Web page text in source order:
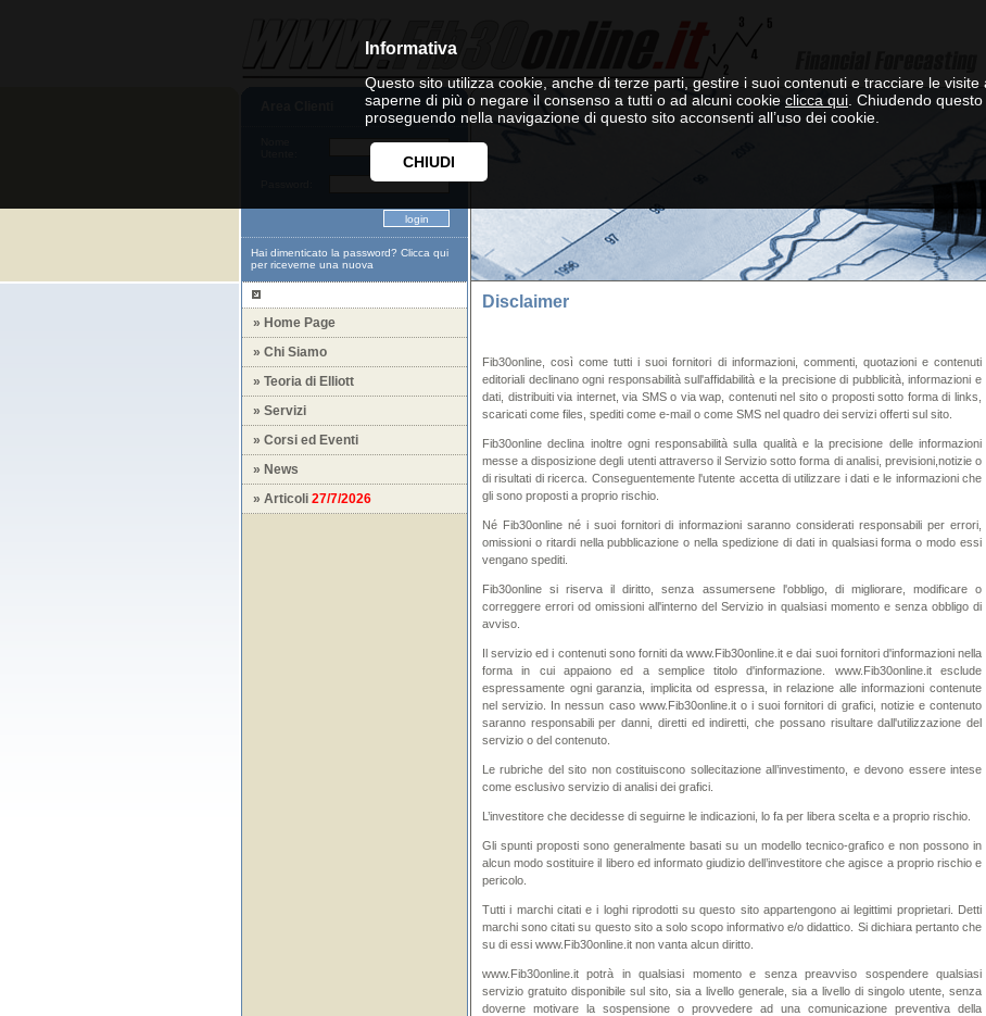
Informativa
Questo sito utilizza cookie, anche di terze parti, gestire i suoi contenuti e tracciare le visite
saperne di più o negare il consenso a tutti o ad alcuni cookie clicca qui . Chiudendo
proseguendo nella navigazione di questo sito acconsenti all’uso dei cookie.
CHIUDI
Hai dimenticato la password? Clicca qui
per riceverne una nuova
» Home Page
» Chi Siamo
» Teoria di Elliott
» Servizi
» Corsi ed Eventi
» News
» Articoli 27/7/2026
Disclaimer
Fib30online, così come tutti i suoi fornitori di informazioni, commenti, quotazioni e contenuti
editoriali declinano ogni responsabilità sull'affidabilità e la precisione di pubblicità, informazioni e
dati, distribuiti via internet, via SMS o via wap, contenuti nel sito o proposti sotto forma di links,
scaricati come files, spediti come e-mail o come SMS nel quadro dei servizi offerti sul sito.
Fib30online declina inoltre ogni responsabilità sulla qualità e la precisione delle informazioni
messe a disposizione degli utenti attraverso il Servizio sotto forma di analisi, previsioni,notizie o
di risultati di ricerca. Conseguentemente l'utente accetta di utilizzare i dati e le informazioni che
gli sono proposti a proprio rischio.
Né Fib30online né i suoi fornitori di informazioni saranno considerati responsabili per errori,
omissioni o ritardi nella pubblicazione o nella spedizione di dati in qualsiasi forma o modo essi
vengano spediti.
Fib30online si riserva il diritto, senza assumersene l'obbligo, di migliorare, modificare o
correggere errori od omissioni all'interno del Servizio in qualsiasi momento e senza obbligo di
avviso.
Il servizio ed i contenuti sono forniti da www.Fib30online.it e dai suoi fornitori d'informazioni nella
forma in cui appaiono ed a semplice titolo d'informazione. www.Fib30online.it esclude
espressamente ogni garanzia, implicita od espressa, in relazione alle informazioni contenute
nel servizio. In nessun caso www.Fib30online.it o i suoi fornitori di grafici, notizie e contenuto
saranno responsabili per danni, diretti ed indiretti, che possano risultare dall'utilizzazione del
servizio o del contenuto.
Le rubriche del sito non costituiscono sollecitazione all’investimento, e devono essere intese
come esclusivo servizio di analisi dei grafici.
L’investitore che decidesse di seguirne le indicazioni, lo fa per libera scelta e a proprio rischio.
Gli spunti proposti sono generalmente basati su un modello tecnico-grafico e non possono in
alcun modo sostituire il libero ed informato giudizio dell’investitore che agisce a proprio rischio e
pericolo.
Tutti i marchi citati e i loghi riprodotti su questo sito appartengono ai legittimi proprietari. Detti
marchi sono citati su questo sito a solo scopo informativo e/o didattico. Si dichiara pertanto che
su di essi www.Fib30online.it non vanta alcun diritto.
www.Fib30online.it potrà in qualsiasi momento e senza preavviso sospendere qualsiasi
servizio gratuito disponibile sul sito, sia a livello generale, sia a livello di singolo utente, senza
doverne motivare la sospensione o provvedere ad una comunicazione preventiva della